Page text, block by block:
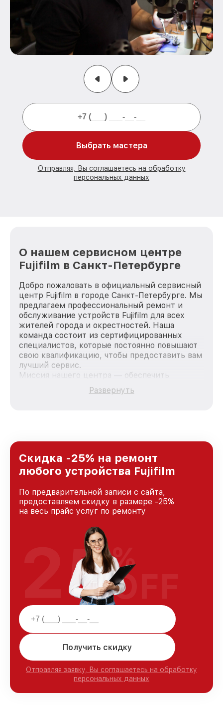
Выбрать мастера
Отправляя, Вы соглашаетесь на обработку
персональных данных
О нашем сервисном центре
Fujifilm в Санкт-Петербурге
Добро пожаловать в официальный сервисный
центр Fujifilm в городе Санкт-Петербурге. Мы
предлагаем профессиональный ремонт и
обслуживание устройств Fujifilm для всех
жителей города и окрестностей. Наша
команда состоит из сертифицированных
специалистов, которые постоянно повышают
свою квалификацию, чтобы предоставить вам
лучший сервис.
Миссия нашего центра — обеспечить
качественный и доступный ремонт для
каждого пользователя продукции Fujifilm, вне
Санкт-Петербурге, постоянно повышая
уровень доверия и лояльности наших
клиентов.
Развернуть
Скидка -25% на ремонт
любого устройства Fujifilm
По предварительной записи с сайта,
предоставляем скидку в размере -25%
на весь прайс услуг по ремонту
Получить скидку
Отправляя заявку, Вы соглашаетесь на обработку
персональных данных
25%
OFF